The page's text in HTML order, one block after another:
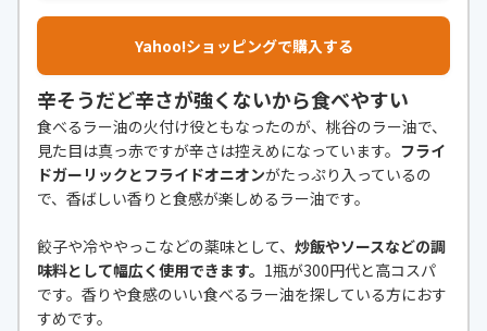
Yahoo!ショッピングで購入する
辛そうだど辛さが強くないから食べやすい
食べるラー油の火付け役ともなったのが、桃谷のラー油で、
見た目は真っ赤ですが辛さは控えめになっています。 フライ
ドガーリックとフライドオニオンがたっぷり入っているの
で、香ばしい香りと食感が楽しめるラー油です。
餃子や冷ややっこなどの薬味として、 炒飯やソースなどの調
味料として幅広く使用できます。 1瓶が300円代と高コスパ
です。香りや食感のいい食べるラー油を探している方におす
すめです。